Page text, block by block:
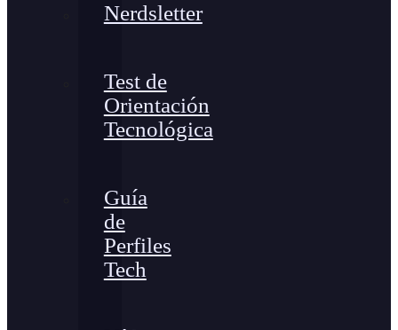
Nerdsletter
Test de
Orientación
Tecnológica
Guía
de
Perfiles
Tech